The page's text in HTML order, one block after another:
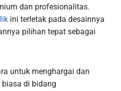
dan profesionalitas.
ini terletak pada desainnya
pilihan tepat sebagai
untuk menghargai dan
di bidang